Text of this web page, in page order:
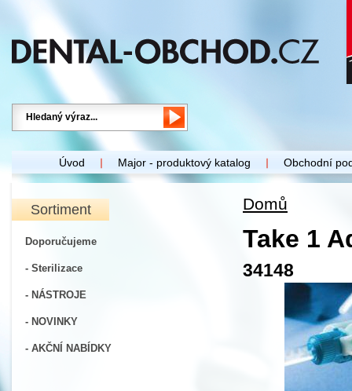
Úvod Major - produktový katalog Obchodní
Sortiment
Doporučujeme
- Sterilizace
- NÁSTROJE
- NOVINKY
- AKČNÍ NABÍDKY
Domů
Take 1
34148